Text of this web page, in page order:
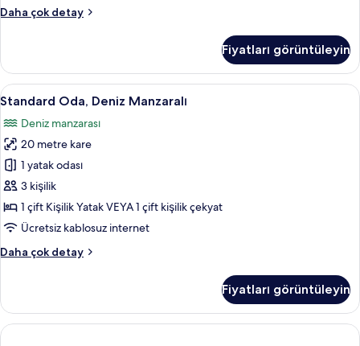
Daha çok detay
Relax
daha
fazla
detay
Fiyatları görüntüleyin
Standard
Oda,
Deniz
Manzaralı
için
tüm
fotoğrafları
görün
Standard Oda, Deniz Manzaralı |
4
Standard Oda, Deniz Manzaralı
Deniz manzarası
20 metre kare
1 yatak odası
3 kişilik
1 çift Kişilik Yatak VEYA 1 çift kişilik çekyat
Ücretsiz kablosuz internet
Daha çok detay
Standard
hakkında
daha
fazla
Fiyatları görüntüleyin